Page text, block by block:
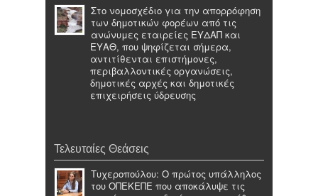
Στο νομοσχέδιο για την απορρόφηση
των δημοτικών φορέων από τις
ανώνυμες εταιρείες ΕΥΔΑΠ και
ΕΥΑΘ, που ψηφίζεται σήμερα,
αντιτίθενται επιστήμονες,
περιβαλλοντικές οργανώσεις,
δημοτικές αρχές και δημοτικές
επιχειρήσεις ύδρευσης
Τελευταίες Θεάσεις
Τυχεροπούλου: Ο πρώτος υπάλληλος
του ΟΠΕΚΕΠΕ που αποκάλυψε τις